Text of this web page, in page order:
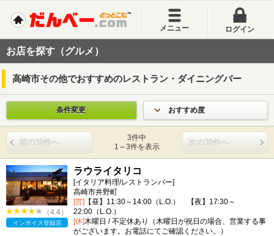
メニュー ログイン
お店を探す（グルメ）
高崎市その他でおすすめのレストラン・ダイニングバー
条件変更 おすすめ度
前の30件へ
3件中
1～3件を表示
次の30件へ
（4.4）
インボイス登録店
ラウライタリコ
[イタリア料理/レストランバー]
高崎市井野町
[営] 【昼】11:30～14:00（L.O.） 【夜】17:30～
22:00（L.O.）
[休]木曜日 / 不定休あり（木曜日が祝日の場合、営業する事
がございます。お電話にてご確認ください。）